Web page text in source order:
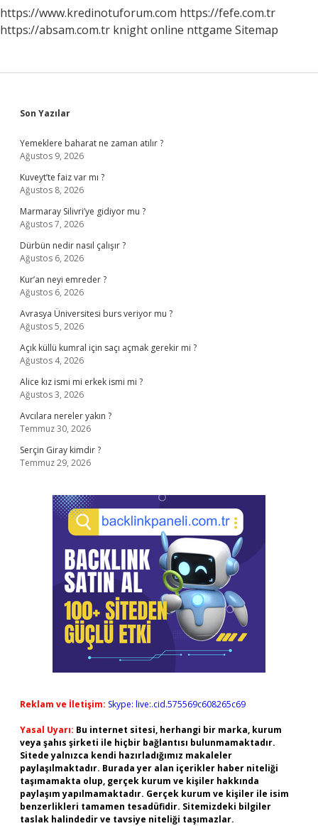
https://www.kredinotuforum.com https://fefe.com.tr
https://absam.com.tr knight online nttgame Sitemap
Sidebar
Son Yazılar
Yemeklere baharat ne zaman atılır ?
Ağustos 9, 2026
Kuveyt’te faiz var mı ?
Ağustos 8, 2026
Marmaray Silivri’ye gidiyor mu ?
Ağustos 7, 2026
Dürbün nedir nasıl çalışır ?
Ağustos 6, 2026
Kur’an neyi emreder ?
Ağustos 6, 2026
Avrasya Üniversitesi burs veriyor mu ?
Ağustos 5, 2026
Açık küllü kumral için saçı açmak gerekir mi ?
Ağustos 4, 2026
Alice kız ismi mi erkek ismi mi ?
Ağustos 3, 2026
Avcılara nereler yakın ?
Temmuz 30, 2026
Serçin Giray kimdir ?
Temmuz 29, 2026
Reklam ve İletişim: Skype: live:.cid.575569c608265c69
Yasal Uyarı: Bu internet sitesi, herhangi bir marka, kurum
veya şahıs şirketi ile hiçbir bağlantısı bulunmamaktadır.
Sitede yalnızca kendi hazırladığımız makaleler
paylaşılmaktadır. Burada yer alan içerikler haber niteliği
taşımamakta olup, gerçek kurum ve kişiler hakkında
paylaşım yapılmamaktadır. Gerçek kurum ve kişiler ile isim
benzerlikleri tamamen tesadüfidir. Sitemizdeki bilgiler
taslak halindedir ve tavsiye niteliği taşımazlar.